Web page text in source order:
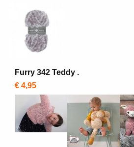
Furry 342 Teddy .
€ 4,95